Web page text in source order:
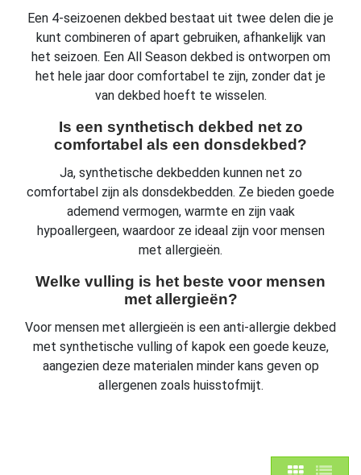
Een 4-seizoenen dekbed bestaat uit twee delen die je
kunt combineren of apart gebruiken, afhankelijk van
het seizoen. Een All Season dekbed is ontworpen om
het hele jaar door comfortabel te zijn, zonder dat je
van dekbed hoeft te wisselen.
Is een synthetisch dekbed net zo
comfortabel als een donsdekbed?
Ja, synthetische dekbedden kunnen net zo
comfortabel zijn als donsdekbedden. Ze bieden goede
ademend vermogen, warmte en zijn vaak
hypoallergeen, waardoor ze ideaal zijn voor mensen
met allergieën.
Welke vulling is het beste voor mensen
met allergieën?
Voor mensen met allergieën is een anti-allergie dekbed
met synthetische vulling of kapok een goede keuze,
aangezien deze materialen minder kans geven op
allergenen zoals huisstofmijt.